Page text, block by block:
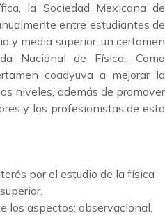
la Sociedad Mexicana de
entre estudiantes de
y media superior, un certamen
Nacional de Física,. Como
coadyuva a mejorar la
niveles, además de promover
y los profesionistas de esta
por el estudio de la física
los aspectos: observacional,